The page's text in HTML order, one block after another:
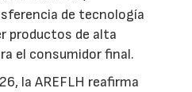
de tecnología
productos de alta
el consumidor final.
la AREFLH reafirma